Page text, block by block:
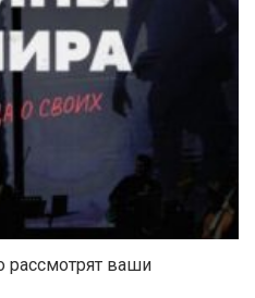
рассмотрят ваши